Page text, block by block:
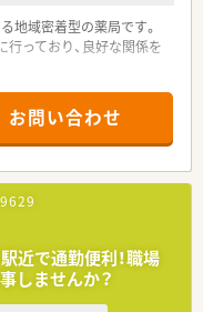
地域密着型の薬局です。
っており、良好な関係を
ます。
お問い合わせ
近で通勤便利！職場
しませんか？